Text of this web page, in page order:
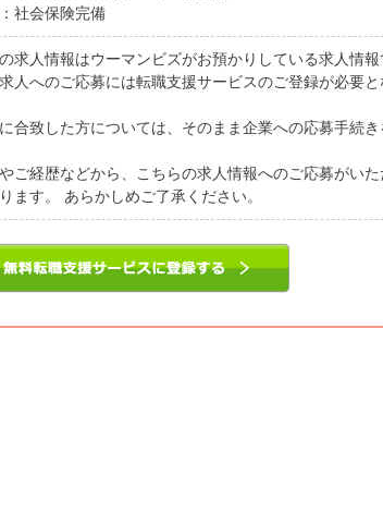
社会保険完備
の求人情報はウーマンビズがお預かりしている求人情報
人へのご応募には転職支援サービスのご登録が必要と
合致した方については、そのまま企業への応募手続き
ご経歴などから、こちらの求人情報へのご応募がい
ます。 あらかしめご了承ください。